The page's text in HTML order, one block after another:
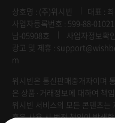
상호명 : (주)위시빈 대표 :
사업자등록번호 : 599-88-01021
남-05908호
사업자정보확인
광고 및 제휴 :
m
위시빈은 통신판매중개자이며
은 상품·거래정보에 대하여 책
위시빈 서비스의 모든 콘텐츠는
혹은 사용 시 법적 책임이 발생